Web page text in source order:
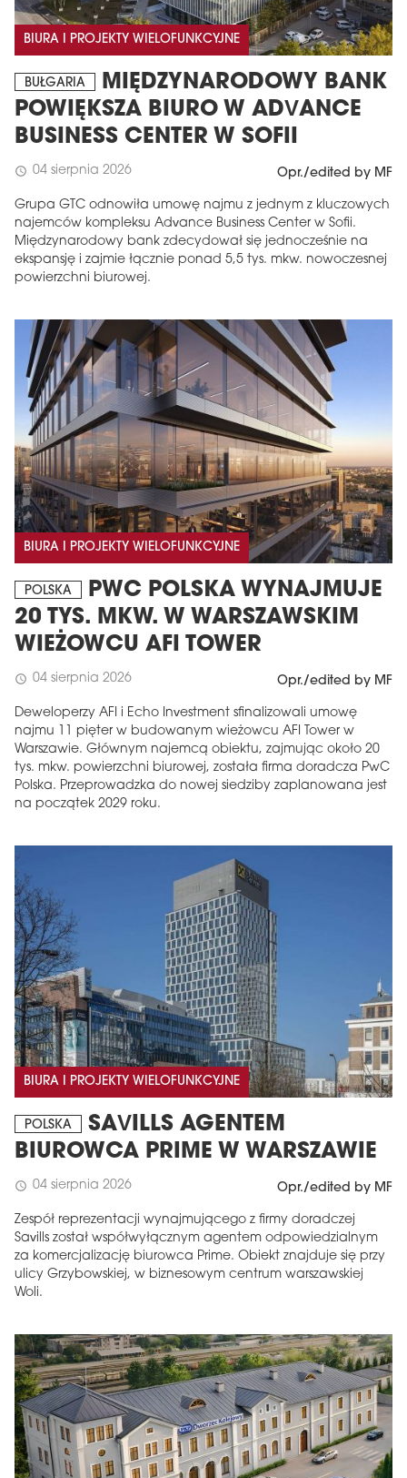
BIURA I PROJEKTY WIELOFUNKCYJNE
BUŁGARIA
MIĘDZYNARODOWY BANK
POWIĘKSZA BIURO W ADVANCE
BUSINESS CENTER W SOFII
schedule 04 sierpnia 2026 Opr./edited by MF
Grupa GTC odnowiła umowę najmu z jednym z kluczowych
najemców kompleksu Advance Business Center w Sofii.
Międzynarodowy bank zdecydował się jednocześnie na
ekspansję i zajmie łącznie ponad 5,5 tys. mkw. nowoczesnej
powierzchni biurowej.
BIURA I PROJEKTY WIELOFUNKCYJNE
POLSKA
PWC POLSKA WYNAJMUJE
20 TYS. MKW. W WARSZAWSKIM
WIEŻOWCU AFI TOWER
schedule 04 sierpnia 2026 Opr./edited by MF
Deweloperzy AFI i Echo Investment sfinalizowali umowę
najmu 11 pięter w budowanym wieżowcu AFI Tower w
Warszawie. Głównym najemcą obiektu, zajmując około 20
tys. mkw. powierzchni biurowej, została firma doradcza PwC
Polska. Przeprowadzka do nowej siedziby zaplanowana jest
na początek 2029 roku.
BIURA I PROJEKTY WIELOFUNKCYJNE
POLSKA
SAVILLS AGENTEM
BIUROWCA PRIME W WARSZAWIE
schedule 04 sierpnia 2026 Opr./edited by MF
Zespół reprezentacji wynajmującego z firmy doradczej
Savills został współwyłącznym agentem odpowiedzialnym
za komercjalizację biurowca Prime. Obiekt znajduje się przy
ulicy Grzybowskiej, w biznesowym centrum warszawskiej
Woli.